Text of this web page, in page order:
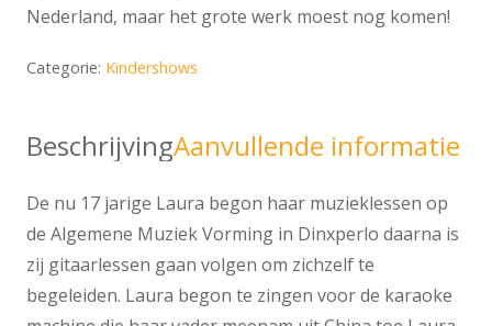
Nederland, maar het grote werk moest nog komen!
Categorie: Kindershows
BeschrijvingAanvullende informatie
De nu 17 jarige Laura begon haar muzieklessen op
de Algemene Muziek Vorming in Dinxperlo daarna is
zij gitaarlessen gaan volgen om zichzelf te
begeleiden. Laura begon te zingen voor de karaoke